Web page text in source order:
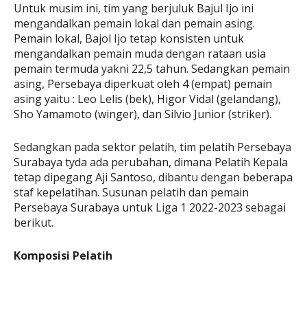
Untuk musim ini, tim yang berjuluk Bajul Ijo ini
mengandalkan pemain lokal dan pemain asing.
Pemain lokal, Bajol Ijo tetap konsisten untuk
mengandalkan pemain muda dengan rataan usia
pemain termuda yakni 22,5 tahun. Sedangkan pemain
asing, Persebaya diperkuat oleh 4 (empat) pemain
asing yaitu : Leo Lelis (bek), Higor Vidal (gelandang),
Sho Yamamoto (winger), dan Silvio Junior (striker).
Sedangkan pada sektor pelatih, tim pelatih Persebaya
Surabaya tyda ada perubahan, dimana Pelatih Kepala
tetap dipegang Aji Santoso, dibantu dengan beberapa
staf kepelatihan. Susunan pelatih dan pemain
Persebaya Surabaya untuk Liga 1 2022-2023 sebagai
berikut.
Komposisi Pelatih